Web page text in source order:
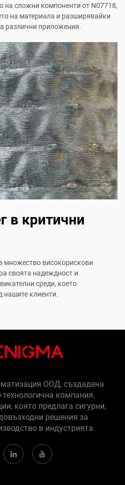
на сложни компоненти от N07718,
на материала и разширявайки
различни приложения.
в критични
множество високорискови
своята надеждност и
среди, което
нашите клиенти.
ООД, създадена
технологична компания,
която предлага сигурни,
решения за
в индустрията.